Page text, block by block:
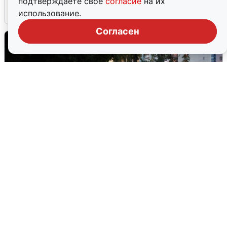
использование.
Согласен
6 августа 0